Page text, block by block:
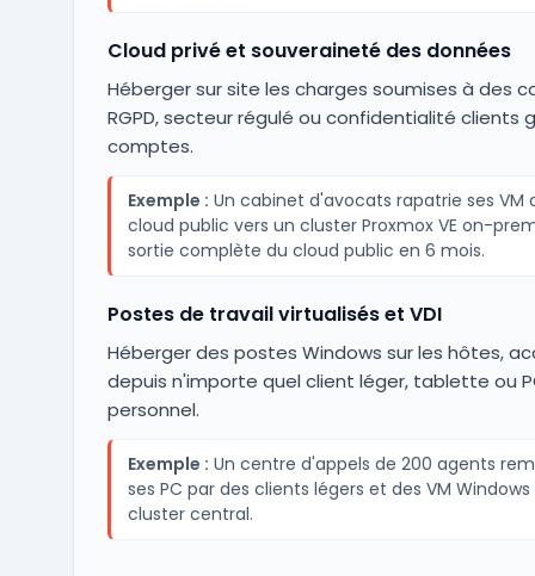
Cloud privé et souveraineté des données
Héberger sur site les charges soumises à des
RGPD, secteur régulé ou confidentialité clients
comptes.
Exemple : Un cabinet d'avocats rapatrie ses VM
cloud public vers un cluster Proxmox VE on-
sortie complète du cloud public en 6 mois.
Postes de travail virtualisés et VDI
Héberger des postes Windows sur les hôtes,
depuis n'importe quel client léger, tablette ou
personnel.
Exemple : Un centre d'appels de 200 agents
ses PC par des clients légers et des VM Windows
cluster central.